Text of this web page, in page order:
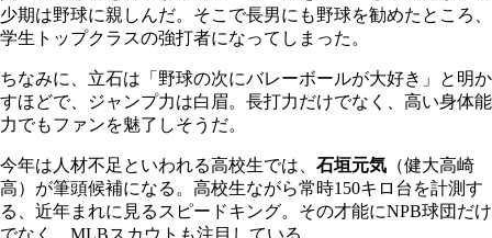
少期は野球に親しんだ。そこで長男にも野球を勧めたところ、
学生トップクラスの強打者になってしまった。
ちなみに、立石は「野球の次にバレーボールが大好き」と明か
すほどで、ジャンプ力は白眉。長打力だけでなく、高い身体能
力でもファンを魅了しそうだ。
今年は人材不足といわれる高校生では、 石垣元気 （健大高崎
高）が筆頭候補になる。高校生ながら常時150キロ台を計測す
る、近年まれに見るスピードキング。その才能にNPB球団だけ